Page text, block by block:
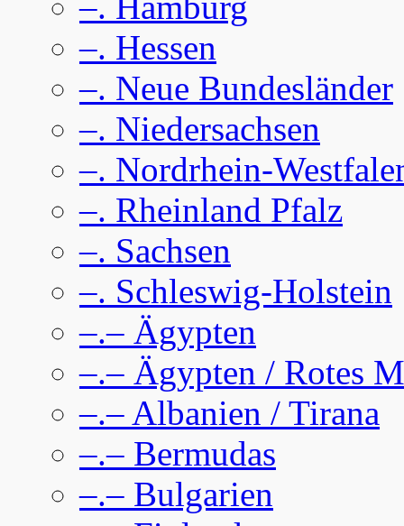
–. Hessen
–. Neue Bundesländer
–. Niedersachsen
–. Nordrhein-
–. Rheinland Pfalz
–. Sachsen
–. Schleswig-Holstein
–.– Ägypten
–.– Ägypten / Rotes
–.– Albanien / Tirana
–.– Bermudas
–.– Bulgarien